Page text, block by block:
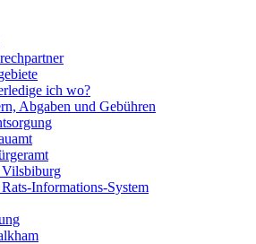
ich wo?
Abgaben und Gebühren
Vilsbiburg
Informations-System